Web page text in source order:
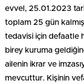
evvel, 25.01.2023
toplam 25 gün
tedavisi için defaatle
birey kuruma
ailenin ikrar ve
mevcuttur. Kişinin